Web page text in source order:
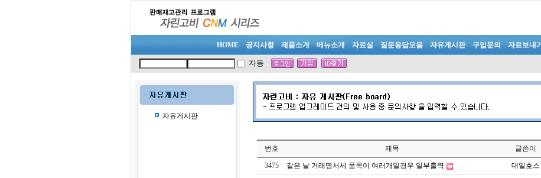
HOME 공지사항 제품소개 메뉴소개 자료실 질문응답모음 자유게시판 구입문의 자료보내기
자동
자유게시판
번호 제목 글쓴이
3475 같은 날 거래명서세 품목이 여러개일경우 일부출력 대일호스